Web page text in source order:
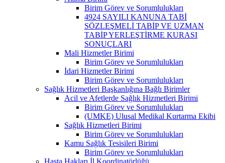
Birim Görev ve Sorumlulukları
4924 SAYILI KANUNA TABİ
SÖZLEŞMELİ TABİP VE UZMAN
TABİP YERLEŞTİRME KURASI
SONUÇLARI
Mali Hizmetler Birimi
Birim Görev ve Sorumlulukları
İdari Hizmetler Birimi
Birim Görev ve Sorumlulukları
Sağlık Hizmetleri Başkanlığına Bağlı Birimler
Acil ve Afetlerde Sağlık Hizmetleri Birimi
Birim Görev ve Sorumlulukları
(UMKE) Ulusal Medikal Kurtarma Ekibi
Sağlık Hizmetleri Birimi
Birim Görev ve Sorumlulukları
Kamu Sağlık Tesisileri Birimi
Birim Görev ve Sorumlulukları
Hasta Hakları İl Koordinatörlüğü